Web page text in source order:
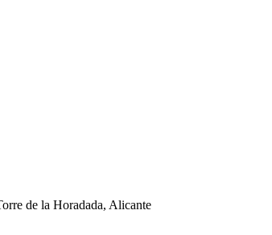
de la Horadada, Alicante